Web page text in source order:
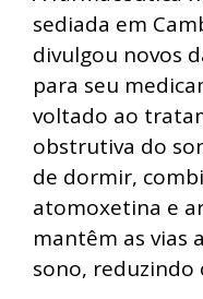
sediada em
divulgou novos
para seu
voltado ao
obstrutiva do
de dormir,
atomoxetina e
mantêm as vias
sono, reduzindo